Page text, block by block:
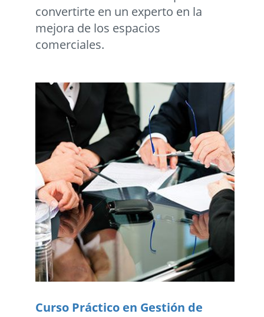
convertirte en un experto en la
mejora de los espacios
comerciales.
Curso Práctico en Gestión de